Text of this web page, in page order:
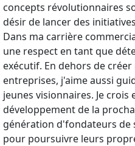
concepts révolutionnaires
désir de lancer des
Dans ma carrière
une respect en tant que
exécutif. En dehors de
entreprises, j'aime aussi
jeunes visionnaires. Je crois
développement de la
génération d'fondateurs de
pour poursuivre leurs